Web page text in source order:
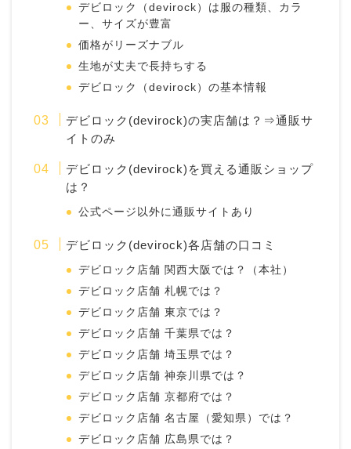
デビロック（devirock）は服の種類、カラ
ー、サイズが豊富
価格がリーズナブル
生地が丈夫で長持ちする
デビロック（devirock）の基本情報
デビロック(devirock)の実店舗は？⇒通販サ
イトのみ
デビロック(devirock)を買える通販ショップ
は？
公式ページ以外に通販サイトあり
デビロック(devirock)各店舗の口コミ
デビロック店舗 関西大阪では？（本社）
デビロック店舗 札幌では？
デビロック店舗 東京では？
デビロック店舗 千葉県では？
デビロック店舗 埼玉県では？
デビロック店舗 神奈川県では？
デビロック店舗 京都府では？
デビロック店舗 名古屋（愛知県）では？
デビロック店舗 広島県では？